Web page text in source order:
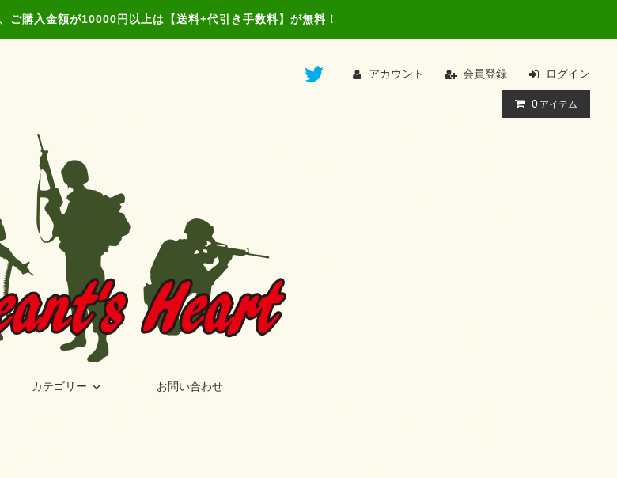
ご購入金額が10000円以上は【送料+代引き手数料】が無料！
アカウント 会員登録 ログイン
0 アイテム
カテゴリー お問い合わせ